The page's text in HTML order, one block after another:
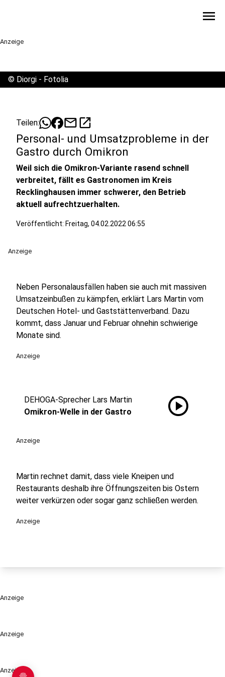
menu
Anzeige
Anzeige
Anzeige
© Diorgi - Fotolia
Teilen: mailopen_in_new
Personal- und Umsatzprobleme in der
Gastro durch Omikron
Weil sich die Omikron-Variante rasend schnell
verbreitet, fällt es Gastronomen im Kreis
Recklinghausen immer schwerer, den Betrieb
aktuell aufrechtzuerhalten.
Veröffentlicht: Freitag, 04.02.2022 06:55
Anzeige
Neben Personalausfällen haben sie auch mit massiven
Umsatzeinbußen zu kämpfen, erklärt Lars Martin vom
Deutschen Hotel- und Gaststättenverband. Dazu
kommt, dass Januar und Februar ohnehin schwierige
Monate sind.
Anzeige
DEHOGA-Sprecher Lars Martin
Omikron-Welle in der Gastro
play_circle
Anzeige
Martin rechnet damit, dass viele Kneipen und
Restaurants deshalb ihre Öffnungszeiten bis Ostern
weiter verkürzen oder sogar ganz schließen werden.
Anzeige
Anzeige